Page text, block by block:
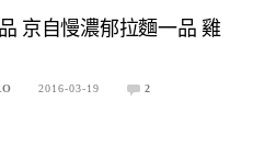
京自慢濃郁拉麵一品 雞
2016-03-19 2